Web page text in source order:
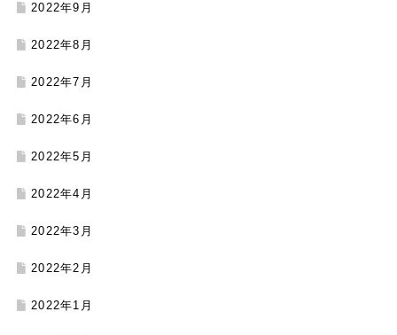
2022年9月
2022年8月
2022年7月
2022年6月
2022年5月
2022年4月
2022年3月
2022年2月
2022年1月